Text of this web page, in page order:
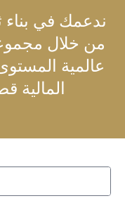
ندعمك في بناء
من خلال
عالمية
المالية